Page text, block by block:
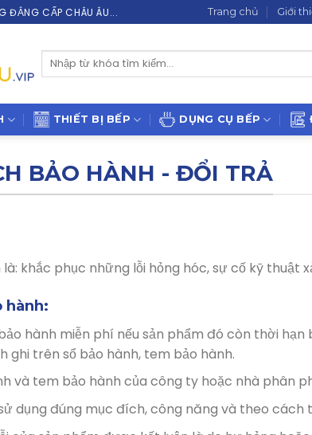
ĐẲNG CẤP CHÂU ÂU... Trang chủ Giới
Tìm
THIẾT BỊ BẾP DỤNG CỤ BẾP
BẢO HÀNH - ĐỔI TRẢ
khắc phục những lỗi hỏng hóc, sự cố kỹ thuật
hành:
hành miễn phí nếu sản phẩm đó còn thời
ghi trên sổ bảo hành, tem bảo hành.
và tem bảo hành của công ty hoặc nhà phân
dụng đúng mục đích, công năng và theo cách